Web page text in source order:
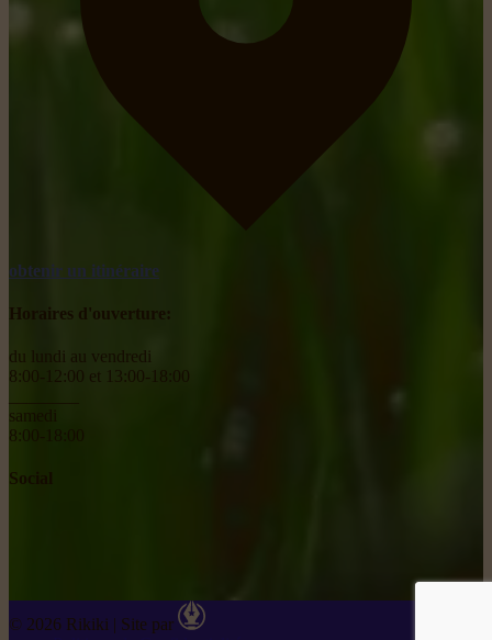
obtenir un itinéraire
Horaires d'ouverture:
du lundi au vendredi
8:00-12:00 et 13:00-18:00
samedi
8:00-18:00
Social
© 2026 Rikiki | Site par